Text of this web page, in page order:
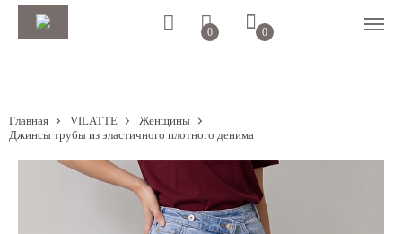
0 0
Главная VILATTE
Женщины
Джинсы трубы из эластичного плотного денима